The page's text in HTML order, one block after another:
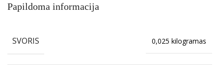
Papildoma informacija
SVORIS 0,025 kilogramas